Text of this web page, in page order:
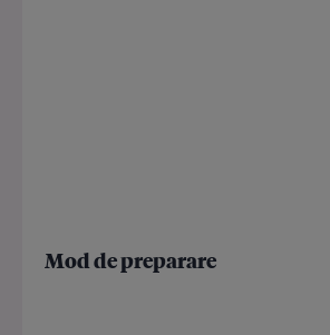
Mod de preparare